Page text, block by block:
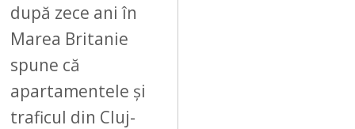
după zece ani în
Marea Britanie
spune că
apartamentele și
traficul din Cluj-